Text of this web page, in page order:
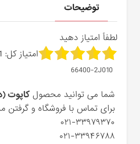
توضیحات
لطفاً امتیاز دهید
امتیاز کل:
66400-2J010
شما می توانید محصولکاپوت
برای تماس با فروشگاه و گرفتن
۰۲۱-۳۳۹۷۹۳۷۰
۰۲۱-۳۳۹۴۶۷۸۸